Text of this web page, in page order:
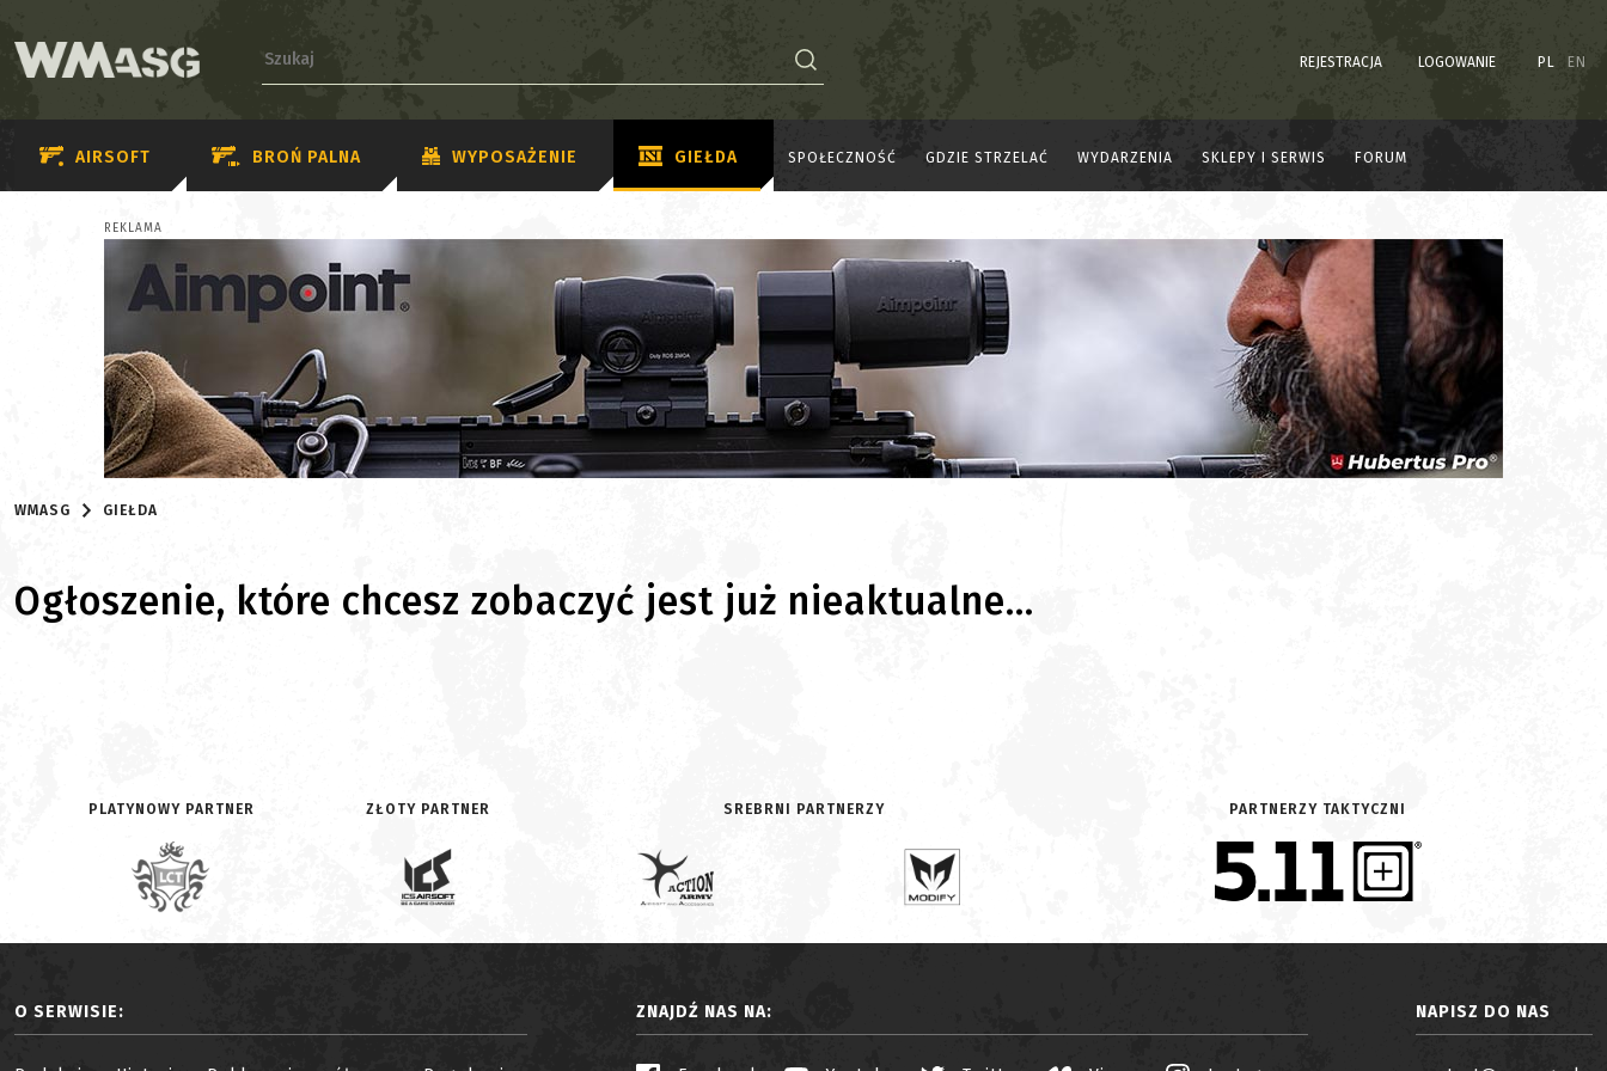
REJESTRACJA LOGOWANIE PL EN
AIRSOFT BROŃ PALNA WYPOSAŻENIE GIEŁDA SPOŁECZNOŚĆ GDZIE STRZELAĆ WYDARZENIA SKLEPY I SERWIS FORUM
REKLAMA
WMASG GIEŁDA
Ogłoszenie, które chcesz zobaczyć jest już nieaktualne...
PLATYNOWY PARTNER ZŁOTY PARTNER SREBRNI PARTNERZY PARTNERZY TAKTYCZNI
O SERWISIE: ZNAJDŹ NAS NA: NAPISZ DO NAS